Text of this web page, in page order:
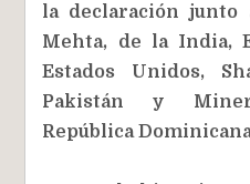
la declaración junto
Mehta, de la India,
Estados Unidos,
Pakistán y
República